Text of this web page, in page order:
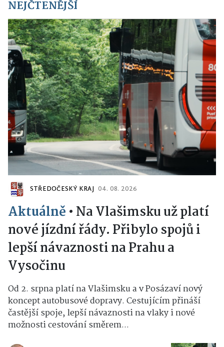
NEJČTENĚJŠÍ
STŘEDOČESKÝ KRAJ 04. 08. 2026
Aktuálně • Na Vlašimsku už platí
nové jízdní řády. Přibylo spojů i
lepší návaznosti na Prahu a
Vysočinu
Od 2. srpna platí na Vlašimsku a v Posázaví nový
koncept autobusové dopravy. Cestujícím přináší
častější spoje, lepší návaznosti na vlaky i nové
možnosti cestování směrem...